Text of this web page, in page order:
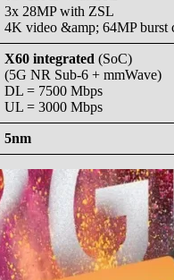
3x 28MP with ZSL
4K video &amp; 64MP burst
X60 integrated (SoC)
(5G NR Sub-6 + mmWave)
DL = 7500 Mbps
UL = 3000 Mbps
5nm